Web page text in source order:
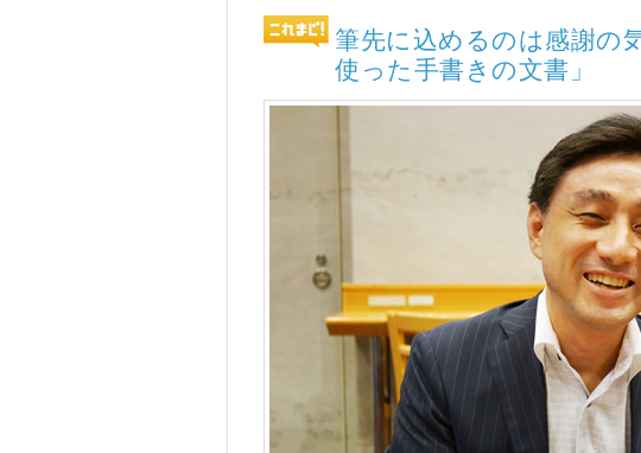
筆先に込めるのは感謝の
使った手書きの文書」